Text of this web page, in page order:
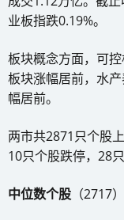
业板指跌0.19%。
板块概念方面，可
板块涨幅居前，水
幅居前。
两市共2871只个股
10只个股跌停，28
中位数个股 （2717